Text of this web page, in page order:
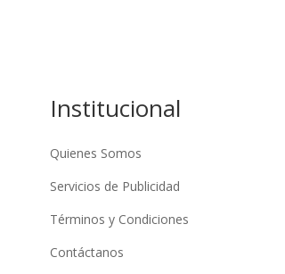
Institucional
Quienes Somos
Servicios de Publicidad
Términos y Condiciones
Contáctanos